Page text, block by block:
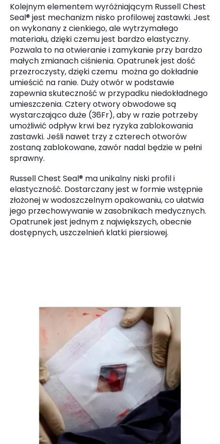
Kolejnym elementem wyróżniającym Russell Chest
Seal® jest mechanizm nisko profilowej zastawki. Jest
on wykonany z cienkiego, ale wytrzymałego
materiału, dzięki czemu jest bardzo elastyczny.
Pozwala to na otwieranie i zamykanie przy bardzo
małych zmianach ciśnienia. Opatrunek jest dość
przezroczysty, dzięki czemu można go dokładnie
umieścić na ranie. Duży otwór w podstawie
zapewnia skuteczność w przypadku niedokładnego
umieszczenia. Cztery otwory obwodowe są
wystarczająco duże (36Fr), aby w razie potrzeby
umożliwić odpływ krwi bez ryzyka zablokowania
zastawki. Jeśli nawet trzy z czterech otworów
zostaną zablokowane, zawór nadal będzie w pełni
sprawny.
Russell Chest Seal® ma unikalny niski profil i
elastyczność. Dostarczany jest w formie wstępnie
złożonej w wodoszczelnym opakowaniu, co ułatwia
jego przechowywanie w zasobnikach medycznych.
Opatrunek jest jednym z największych, obecnie
dostępnych, uszczelnień klatki piersiowej.